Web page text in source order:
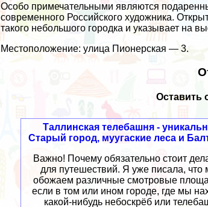
Особо примечательными являются
современного Российского художника.
такого небольшого городка и указывает на
Местоположение: улица Пионерская — 3.
Оставить
Таллинская телебашня -
Старый город, муугаские леса и
Важно! Почему обязательно стоит
для путешествий. Я уже писала,
обожаем различные смотровые
если в том или ином городе, где мы
какой-нибудь небоскрёб или